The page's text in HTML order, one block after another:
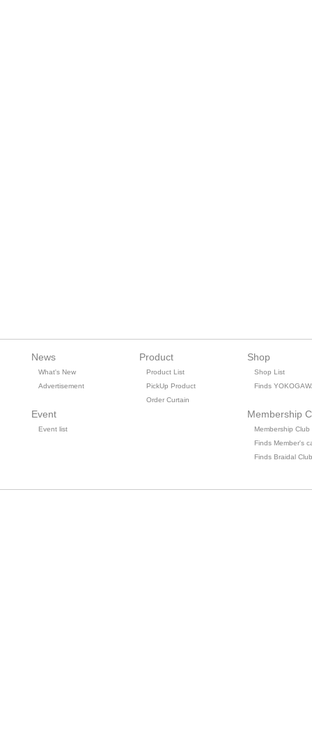
News
What's New
Advertisement
Event
Event list
Product
Product List
PickUp Product
Order Curtain
Shop
Shop List
Finds
Membership
Membership Club
Finds Member's
Finds Braidal Club